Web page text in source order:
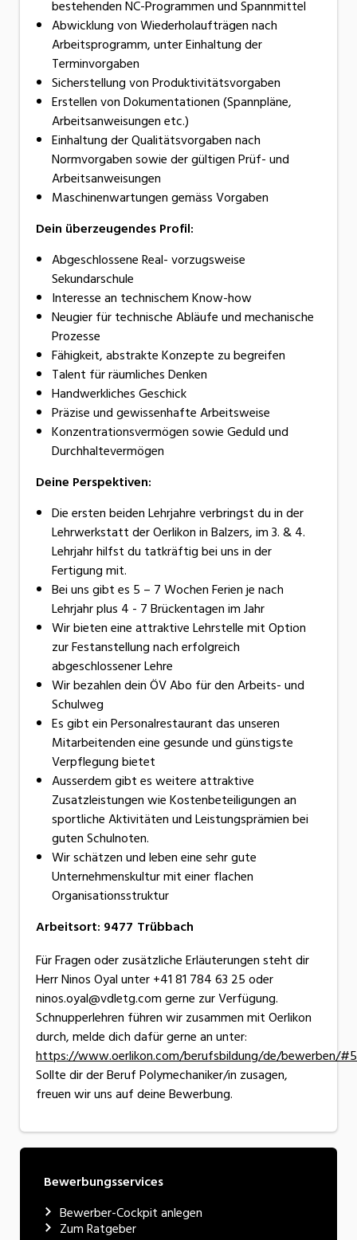
bestehenden NC-Programmen und Spannmittel
Abwicklung von Wiederholaufträgen nach
Arbeitsprogramm, unter Einhaltung der
Terminvorgaben
Sicherstellung von Produktivitätsvorgaben
Erstellen von Dokumentationen (Spannpläne,
Arbeitsanweisungen etc.)
Einhaltung der Qualitätsvorgaben nach
Normvorgaben sowie der gültigen Prüf- und
Arbeitsanweisungen
Maschinenwartungen gemäss Vorgaben
Dein überzeugendes Profil:
Abgeschlossene Real- vorzugsweise
Sekundarschule
Interesse an technischem Know-how
Neugier für technische Abläufe und mechanische
Prozesse
Fähigkeit, abstrakte Konzepte zu begreifen
Talent für räumliches Denken
Handwerkliches Geschick
Präzise und gewissenhafte Arbeitsweise
Konzentrationsvermögen sowie Geduld und
Durchhaltevermögen
Deine Perspektiven:
Die ersten beiden Lehrjahre verbringst du in der
Lehrwerkstatt der Oerlikon in Balzers, im 3. & 4.
Lehrjahr hilfst du tatkräftig bei uns in der
Fertigung mit.
Bei uns gibt es 5 – 7 Wochen Ferien je nach
Lehrjahr plus 4 - 7 Brückentagen im Jahr
Wir bieten eine attraktive Lehrstelle mit Option
zur Festanstellung nach erfolgreich
abgeschlossener Lehre
Wir bezahlen dein ÖV Abo für den Arbeits- und
Schulweg
Es gibt ein Personalrestaurant das unseren
Mitarbeitenden eine gesunde und günstigste
Verpflegung bietet
Ausserdem gibt es weitere attraktive
Zusatzleistungen wie Kostenbeteiligungen an
sportliche Aktivitäten und Leistungsprämien bei
guten Schulnoten.
Wir schätzen und leben eine sehr gute
Unternehmenskultur mit einer flachen
Organisationsstruktur
Arbeitsort: 9477 Trübbach
Für Fragen oder zusätzliche Erläuterungen steht dir
Herr Ninos Oyal unter +41 81 784 63 25 oder
ninos.oyal@vdletg.com gerne zur Verfügung.
Schnupperlehren führen wir zusammen mit Oerlikon
durch, melde dich dafür gerne an unter:
https://www.oerlikon.com/berufsbildung/de/bewerben/
Sollte dir der Beruf Polymechaniker/in zusagen,
freuen wir uns auf deine Bewerbung.
Bewerbungsservices
Bewerber-Cockpit anlegen
Zum Ratgeber